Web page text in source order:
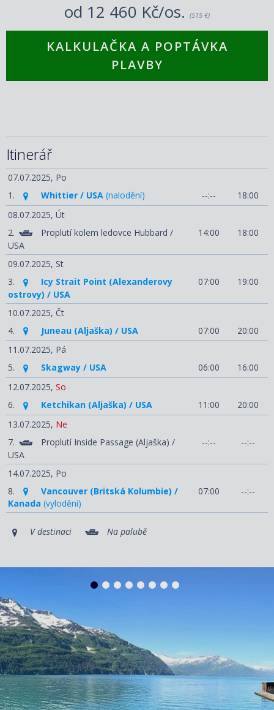
od 12 460 Kč/os. (515 €)
KALKULAČKA A POPTÁVKA
PLAVBY
Itinerář
07.07.2025, Po
1.
Whittier / USA (nalodění) --:--
18:00
08.07.2025, Út
2.
Proplutí kolem ledovce Hubbard /
USA
14:00 18:00
09.07.2025, St
3.
Icy Strait Point (Alexanderovy
ostrovy) / USA
07:00 19:00
10.07.2025, Čt
4.
Juneau (Aljaška) / USA 07:00
20:00
11.07.2025, Pá
5.
Skagway / USA 06:00
16:00
12.07.2025, So
6.
Ketchikan (Aljaška) / USA 11:00
20:00
13.07.2025, Ne
7.
Proplutí Inside Passage (Aljaška) /
USA
--:-- --:--
14.07.2025, Po
8.
Vancouver (Britská Kolumbie) /
Kanada (vylodění)
07:00 --:--
V destinaci Na palubě